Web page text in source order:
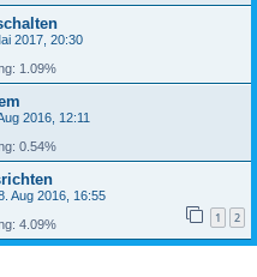
2017, 20:30
1.09%
2016, 12:11
0.54%
Aug 2016, 16:55
1 2
4.09%